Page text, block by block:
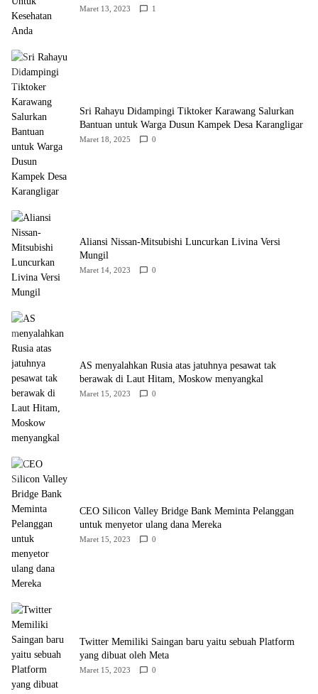
Maret 13, 2023 1
Sri Rahayu Didampingi Tiktoker Karawang Salurkan
Bantuan untuk Warga Dusun Kampek Desa Karangligar
Maret 18, 2025 0
Aliansi Nissan-Mitsubishi Luncurkan Livina Versi
Mungil
Maret 14, 2023 0
AS menyalahkan Rusia atas jatuhnya pesawat tak
berawak di Laut Hitam, Moskow menyangkal
Maret 15, 2023 0
CEO Silicon Valley Bridge Bank Meminta Pelanggan
untuk menyetor ulang dana Mereka
Maret 15, 2023 0
Twitter Memiliki Saingan baru yaitu sebuah Platform
yang dibuat oleh Meta
Maret 15, 2023 0